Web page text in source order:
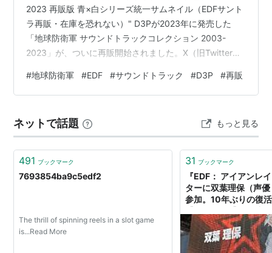
2023 再販版 青×白シリーズ統一サムネイル（EDFサント
ラ再販・在庫を恐れない）" D3Pが2023年に発売した
「地球防衛軍 サウンドトラックコレクション 2003-
2023」が、ついに再販開始されました。X（旧Twitter）
せ」を含む約65％が“再補給を要請”。その声に応える形
で、D3Pは在庫を恐れず再販を決定しました。 この記事
再販の背景 アンケート結果（約65％が再補給希望） セ
ット内容と商品仕様（2003〜2023の全…
#地球防衛軍 #EDF #サウンドトラック #D3P #再販
ネットで話題 もっと見る
491 ブックマーク
7693854ba9c5edf2
The thrill of spinning reels in a slot game
is...Read More
31 ブックマーク
『EDF： アイアンレ
ターに双葉理保（声
参加。10年ぶりの復